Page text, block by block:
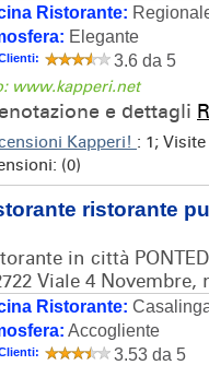
Ristorante:
Elegante
3.6 da 5
www.kapperi.net
e dettagli
Kapperi! : 1;
(0)
ristorante
in città
Viale 4 Novembre,
Ristorante:
Accogliente
3.53 da 5